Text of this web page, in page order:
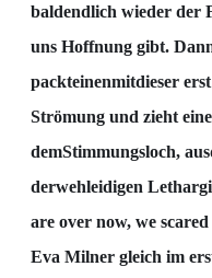
baldendlich wieder der
uns Hoffnung gibt.
packteinenmitdieser erst
Strömung und zieht
demStimmungsloch, aus
derwehleidigen
are over now, we
Eva Milner gleich im